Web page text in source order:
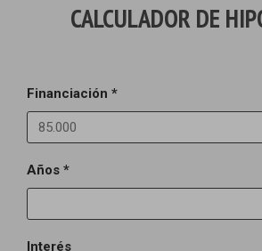
CALCULADOR DE
Financiación *
Años *
Interés